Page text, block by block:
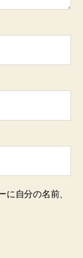
に自分の名前、